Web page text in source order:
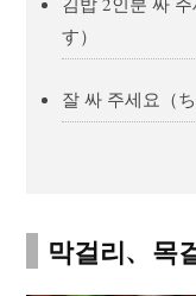
す）
잘 싸 주세요（
막걸리、목